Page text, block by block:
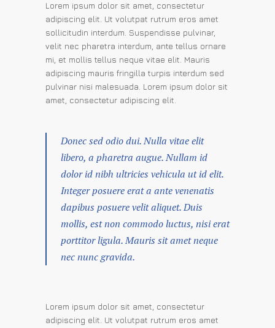
Lorem ipsum dolor sit amet, consectetur
adipiscing elit. Ut volutpat rutrum eros amet
sollicitudin interdum. Suspendisse pulvinar,
velit nec pharetra interdum, ante tellus ornare
mi, et mollis tellus neque vitae elit. Mauris
adipiscing mauris fringilla turpis interdum sed
pulvinar nisi malesuada. Lorem ipsum dolor sit
amet, consectetur adipiscing elit.
Donec sed odio dui. Nulla vitae elit
libero, a pharetra augue. Nullam id
dolor id nibh ultricies vehicula ut id elit.
Integer posuere erat a ante venenatis
dapibus posuere velit aliquet. Duis
mollis, est non commodo luctus, nisi erat
porttitor ligula. Mauris sit amet neque
nec nunc gravida.
Lorem ipsum dolor sit amet, consectetur
adipiscing elit. Ut volutpat rutrum eros amet